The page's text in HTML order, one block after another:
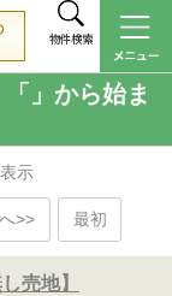
物件検索
」から始ま
示
>> 最初
売地】